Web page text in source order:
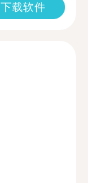
下载软件